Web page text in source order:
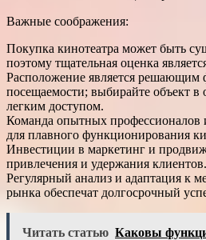
Важные соображения:
Покупка кинотеатра может быть
поэтому тщательная оценка
Расположение является решающим
посещаемости; выбирайте объект
легким доступом.
Команда опытных профессионалов
для плавного функционирования
Инвестиции в маркетинг и
привлечения и удержания клиентов.
Регулярный анализ и адаптация к
рынка обеспечат долгосрочный
Читать статью Каковы